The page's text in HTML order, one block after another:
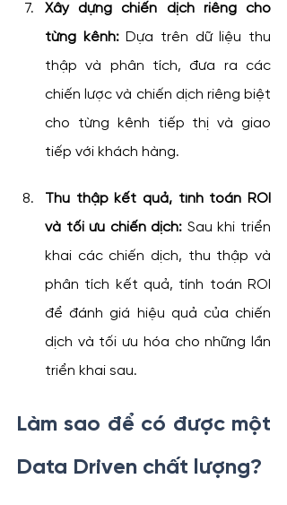
Xây dựng chiến dịch riêng cho
từng kênh: Dựa trên dữ liệu thu
thập và phân tích, đưa ra các
chiến lược và chiến dịch riêng biệt
cho từng kênh tiếp thị và giao
tiếp với khách hàng.
Thu thập kết quả, tính toán ROI
và tối ưu chiến dịch: Sau khi triển
khai các chiến dịch, thu thập và
phân tích kết quả, tính toán ROI
để đánh giá hiệu quả của chiến
dịch và tối ưu hóa cho những lần
triển khai sau.
Làm sao để có được một
Data Driven chất lượng?